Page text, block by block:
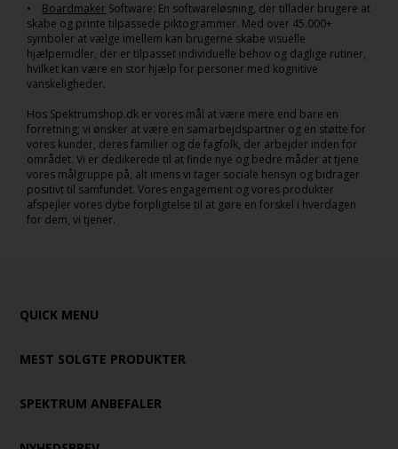
• Boardmaker Software: En softwareløsning, der tillader brugere at
skabe og printe tilpassede piktogrammer. Med over 45.000+
symboler at vælge imellem kan brugerne skabe visuelle
hjælpemidler, der er tilpasset individuelle behov og daglige rutiner,
hvilket kan være en stor hjælp for personer med kognitive
vanskeligheder.
Hos Spektrumshop.dk er vores mål at være mere end bare en
forretning; vi ønsker at være en samarbejdspartner og en støtte for
vores kunder, deres familier og de fagfolk, der arbejder inden for
området. Vi er dedikerede til at finde nye og bedre måder at tjene
vores målgruppe på, alt imens vi tager sociale hensyn og bidrager
positivt til samfundet. Vores engagement og vores produkter
afspejler vores dybe forpligtelse til at gøre en forskel i hverdagen
for dem, vi tjener.
QUICK MENU
MEST SOLGTE PRODUKTER
SPEKTRUM ANBEFALER